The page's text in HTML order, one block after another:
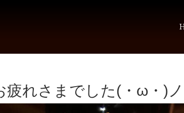
疲れさまでした(・ω・)ノ